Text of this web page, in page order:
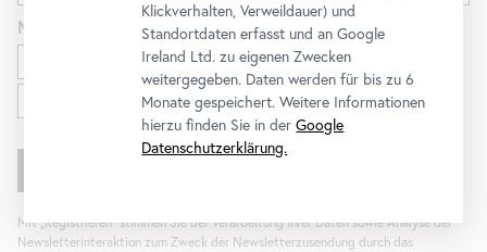
Newsletter
Ausstellungen und Programm
Mit „Registrieren“ stimmen Sie der Verarbeitung Ihrer Daten sowie Analyse der
Newsletterinteraktion zum Zweck der Newsletterzusendung durch das
Klickverhalten, Verweildauer) und
Standortdaten erfasst und an Google
Ireland Ltd. zu eigenen Zwecken
weitergegeben. Daten werden für bis zu 6
Monate gespeichert. Weitere Informationen
hierzu finden Sie in derGoogle
Datenschutzerklärung.